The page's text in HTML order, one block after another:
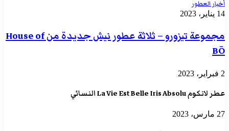
أخبار العطور
14 يناير، 2023
مجموعة تيزورو – ثلاثة عطور نيش جديدة من House of
BŌ
2 فبراير، 2023
عطر لانكوم La Vie Est Belle Iris Absolu النسائي
27 مارس، 2023